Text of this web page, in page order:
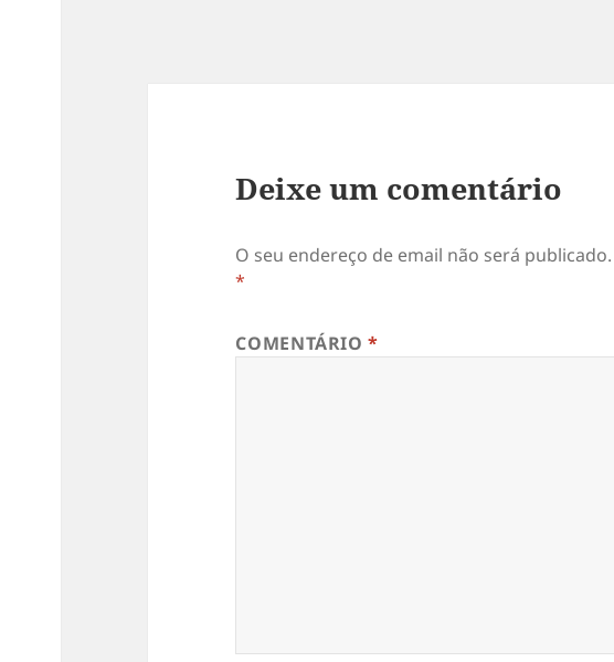
Deixe um comentário
O seu endereço de email não será publicado.
*
COMENTÁRIO*